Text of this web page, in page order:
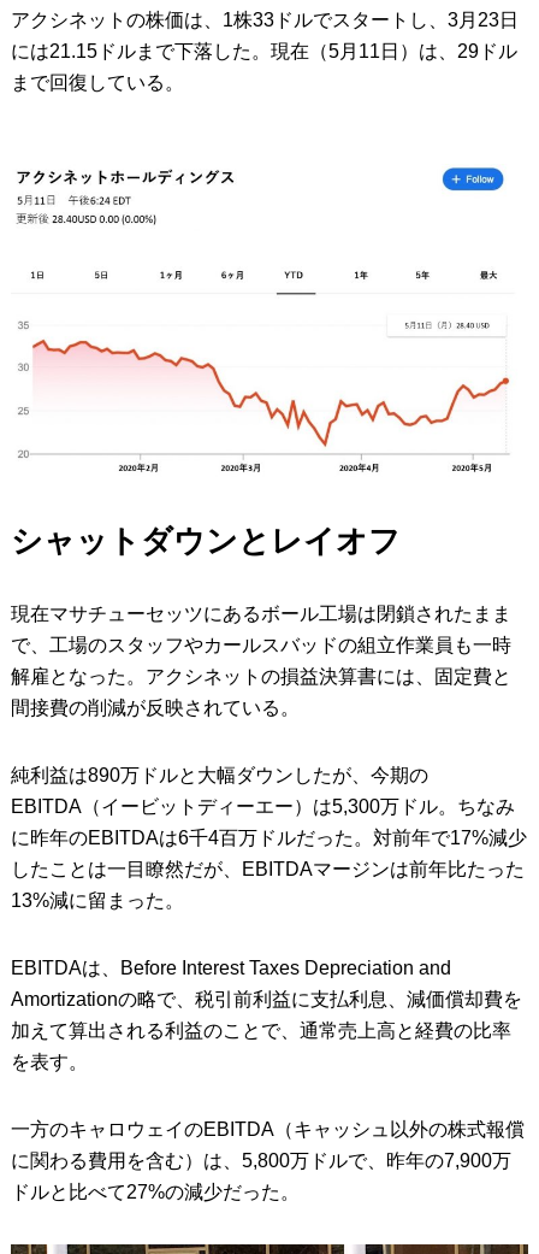
アクシネットの株価は、1株33ドルでスタートし、3月23日
には21.15ドルまで下落した。現在（5月11日）は、29ドル
まで回復している。
シャットダウンとレイオフ
現在マサチューセッツにあるボール工場は閉鎖されたまま
で、工場のスタッフやカールスバッドの組立作業員も一時
解雇となった。アクシネットの損益決算書には、固定費と
間接費の削減が反映されている。
純利益は890万ドルと大幅ダウンしたが、今期の
EBITDA（イービットディーエー）は5,300万ドル。ちなみ
に昨年のEBITDAは6千4百万ドルだった。対前年で17%減少
したことは一目瞭然だが、EBITDAマージンは前年比たった
13%減に留まった。
EBITDAは、Before Interest Taxes Depreciation and
Amortizationの略で、税引前利益に支払利息、減価償却費を
加えて算出される利益のことで、通常売上高と経費の比率
を表す。
一方のキャロウェイのEBITDA（キャッシュ以外の株式報償
に関わる費用を含む）は、5,800万ドルで、昨年の7,900万
ドルと比べて27%の減少だった。